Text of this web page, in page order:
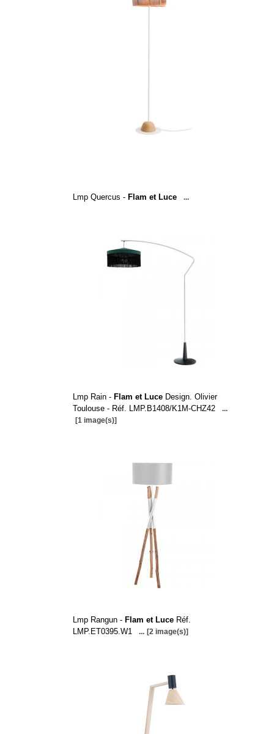
Lmp Quercus - Flam et Luce ...
Lmp Rain - Flam et LuceDesign. Olivier
Toulouse - Réf. LMP.B1408/K1M-CHZ42
...
[1 image(s)]
Lmp Rangun - Flam et LuceRéf.
LMP.ET0395.W1
... [2 image(s)]